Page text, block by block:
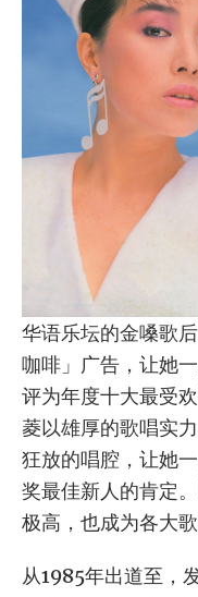
华语乐坛的金嗓歌
咖啡」广告，让她
评为年度十大最受
菱以雄厚的歌唱实
狂放的唱腔，让她
奖最佳新人的肯定
极高，也成为各大
从1985年出道至，